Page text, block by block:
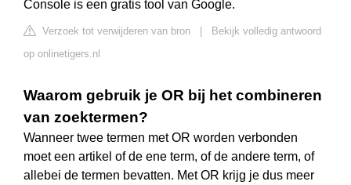
Console is een gratis tool van Google.
Verzoek tot verwijderen van bron
Bekijk volledig antwoord
op onlinetigers.nl
Waarom gebruik je OR bij het combineren
van zoektermen?
Wanneer twee termen met OR worden verbonden
moet een artikel of de ene term, of de andere term, of
allebei de termen bevatten. Met OR krijg je dus meer